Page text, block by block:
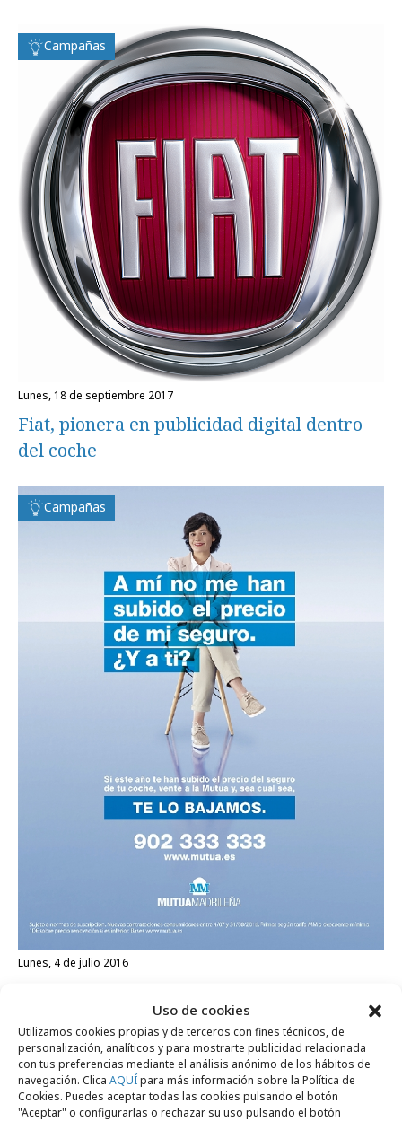
Uso de cookies
Utilizamos cookies propias y de terceros con fines técnicos, de
personalización, analíticos y para mostrarte publicidad relacionada
con tus preferencias mediante el análisis anónimo de los hábitos de
navegación. Clica AQUÍpara más información sobre la Política de
Cookies. Puedes aceptar todas las cookies pulsando el botón
"Aceptar" o configurarlas o rechazar su uso pulsando el botón
Campañas
lunes, 18 de septiembre 2017
Fiat, pionera en publicidad digital dentro
del coche
Campañas
lunes, 4 de julio 2016
Campañas